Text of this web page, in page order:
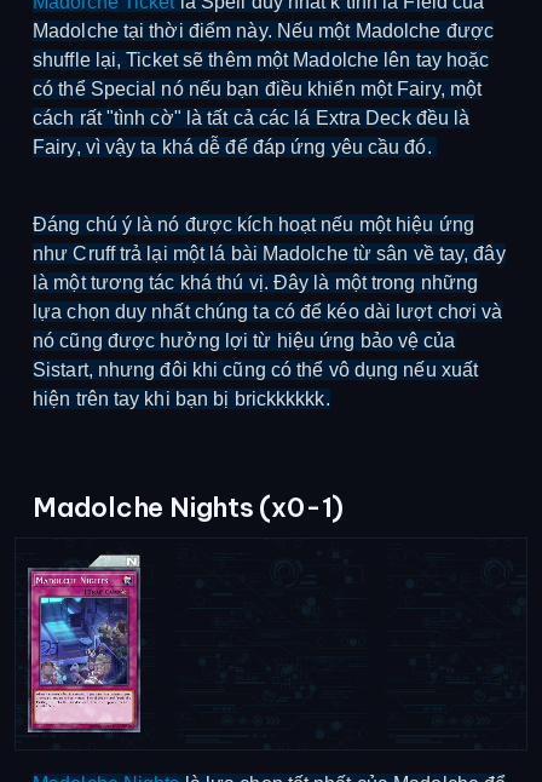
Madolche tại thời điểm này. Nếu một Madolche được
shuffle lại, Ticket sẽ thêm một Madolche lên tay hoặc
có thể Special nó nếu bạn điều khiển một Fairy, một
cách rất "tình cờ" là tất cả các lá Extra Deck đều là
Fairy, vì vậy ta khá dễ để đáp ứng yêu cầu đó.
Đáng chú ý là nó được kích hoạt nếu một hiệu ứng
như Cruff trả lại một lá bài Madolche từ sân về tay, đây
là một tương tác khá thú vị. Đây là một trong những
lựa chọn duy nhất chúng ta có để kéo dài lượt chơi và
nó cũng được hưởng lợi từ hiệu ứng bảo vệ của
Sistart, nhưng đôi khi cũng có thể vô dụng nếu xuất
hiện trên tay khi bạn bị brickkkkkk.
Madolche Nights (x0-1)